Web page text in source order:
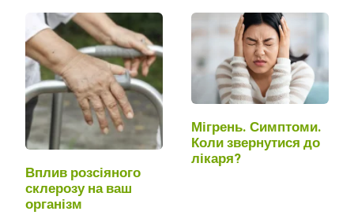
Вплив розсіяного
склерозу на ваш
організм
Мігрень. Симптоми.
Коли звернутися до
лікаря?